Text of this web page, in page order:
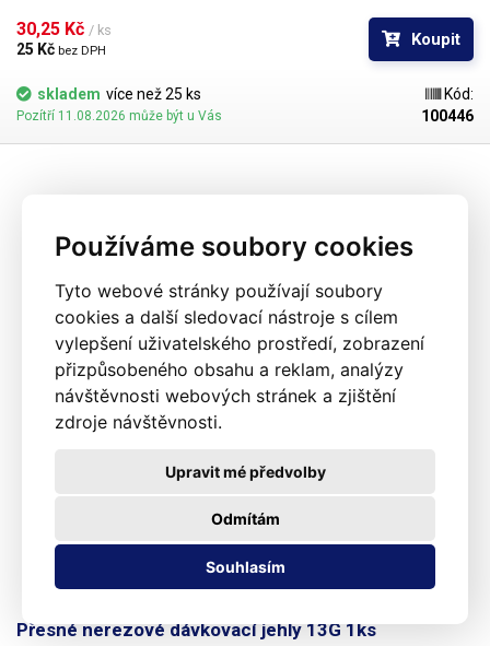
Používáme soubory cookies
Tyto webové stránky používají soubory
cookies a další sledovací nástroje s cílem
vylepšení uživatelského prostředí, zobrazení
přizpůsobeného obsahu a reklam, analýzy
návštěvnosti webových stránek a zjištění
zdroje návštěvnosti.
Souhlasím
Odmítám
Upravit mé předvolby
povrchu a přesné dodržení vnitřních průměrů jehly a proto je povrch
kapiláry elektrolyticky leštěn.
30,25 Kč / ks
25 Kč bez DPH
Koupit
skladem více než 25 ks
Pozítří 11.08.2026 může být u Vás
Kód:
100446
Přesné nerezové dávkovací jehly 13G 1ks